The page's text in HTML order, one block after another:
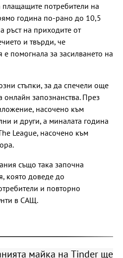
плащащите потребители на
година по-рано до 10,5
ръст на приходите от
и твърди, че
е помогнала за засилването на
стъпки, за да спечели още
онлайн запознанства. През
насочено към
и други, а миналата година
League, насочено към
също така започна
която доведе до
и повторно
в САЩ.
майка на Tinder ще